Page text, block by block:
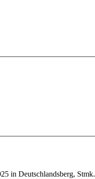
in Deutschlandsberg, Stmk.